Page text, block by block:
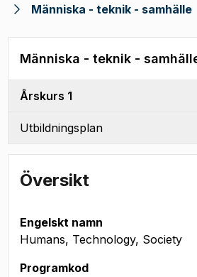
Människa - teknik - samhälle
Människa - teknik -
Årskurs 1
Utbildningsplan
Översikt
Engelskt namn
Humans, Technology, Society
Programkod